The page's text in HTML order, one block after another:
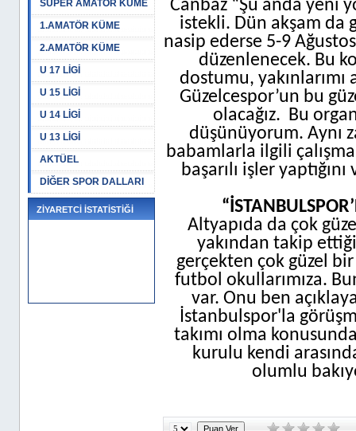
SÜPER AMATÖR KÜME
1.AMATÖR KÜME
2.AMATÖR KÜME
U 17 LİGİ
U 15 LİGİ
U 14 LİGİ
U 13 LİGİ
AKTÜEL
DİĞER SPOR DALLARI
ZİYARETCİ İSTATİSTİĞİ
Canbaz “Şu anda yeni
istekli. Dün akşam da
nasip ederse 5-9
düzenlenecek. Bu
dostumu,
Güzelcespor’un bu
olacağız. Bu
düşünüyorum. Aynı
babamlarla ilgili
başarılı işler
Altyapıda da çok
yakından takip
gerçekten çok güzel
futbol okullarımıza.
var. Onu ben
İstanbulspor'la
takımı olma
kurulu kendi
olumlu